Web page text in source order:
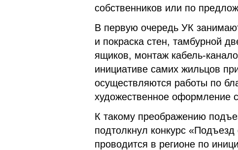
собственников или по
В первую очередь УК
и покраска стен, тамбурной
ящиков, монтаж кабель-
инициативе самих жильцов
осуществляются работы по
художественное оформление
К такому преображению
подтолкнул конкурс
проводится в регионе по